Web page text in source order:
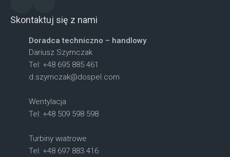
Skontaktuj się z nami
Doradca techniczno – handlowy
Dariusz Szymczak
Tel: +48 695 885 461
d.szymczak@dospel.com
Wentylacja
Tel: +48 509 598 598
Turbiny wiatrowe
Tel: +48 697 883 416